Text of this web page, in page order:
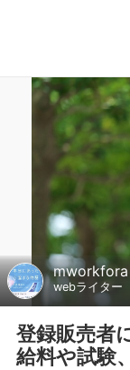
mworkfora
webライター
登録販売者
給料や試験